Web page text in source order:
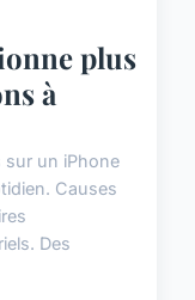
plus
à
sur un iPhone
Causes
Des